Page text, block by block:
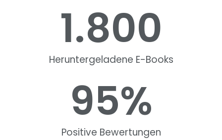
Heruntergeladene E-Books
1.800
Positive Bewertungen
95%